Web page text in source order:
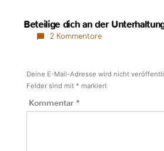
Beteilige dich an der
2 Kommentare
Deine E-Mail-Adresse wird nicht
Felder sind mit * markiert
Kommentar *